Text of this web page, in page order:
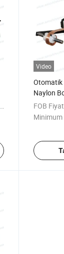
Video
Otomatik
Naylon
Kesme
FOB
Minimum